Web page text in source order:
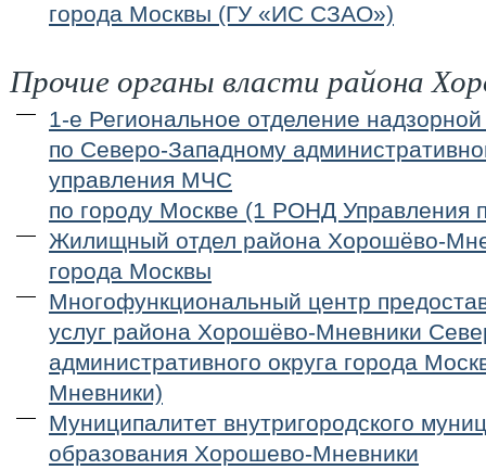
города Москвы (ГУ «ИС СЗАО»)
Прочие органы власти района
1-е Региональное отделение
по Северо-Западному
управления МЧС
по городу Москве (1 РОНД
Жилищный отдел района Хорошёво-
города Москвы
Многофункциональный центр
услуг района Хорошёво-Мневники
административного округа города
Мневники)
Муниципалитет внутригородского
образования Хорошево-Мневники